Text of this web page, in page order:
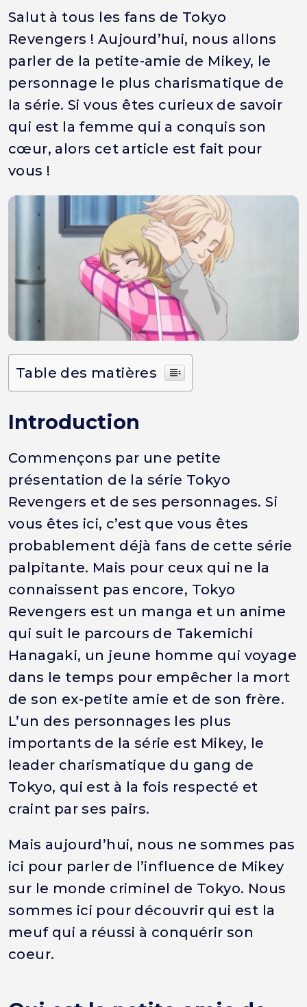
Salut à tous les fans de Tokyo
Revengers ! Aujourd’hui, nous allons
parler de la petite-amie de Mikey, le
personnage le plus charismatique de
la série. Si vous êtes curieux de savoir
qui est la femme qui a conquis son
cœur, alors cet article est fait pour
vous !
Table des matières
Introduction
Commençons par une petite
présentation de la série Tokyo
Revengers et de ses personnages. Si
vous êtes ici, c’est que vous êtes
probablement déjà fans de cette série
palpitante. Mais pour ceux qui ne la
connaissent pas encore, Tokyo
Revengers est un manga et un anime
qui suit le parcours de Takemichi
Hanagaki, un jeune homme qui voyage
dans le temps pour empêcher la mort
de son ex-petite amie et de son frère.
L’un des personnages les plus
importants de la série est Mikey, le
leader charismatique du gang de
Tokyo, qui est à la fois respecté et
craint par ses pairs.
Mais aujourd’hui, nous ne sommes pas
ici pour parler de l’influence de Mikey
sur le monde criminel de Tokyo. Nous
sommes ici pour découvrir qui est la
meuf qui a réussi à conquérir son
coeur.